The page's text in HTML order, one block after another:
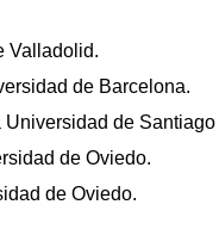
Valladolid.
de Barcelona.
de
de Oviedo.
de Oviedo.